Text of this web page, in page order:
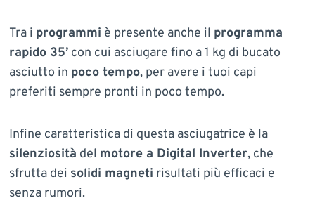
Tra i programmi è presente anche il programma
rapido 35’con cui asciugare fino a 1 kg di bucato
asciutto in poco tempo, per avere i tuoi capi
preferiti sempre pronti in poco tempo.
Infine caratteristica di questa asciugatrice è la
silenziosità del motore a Digital Inverter, che
sfrutta dei solidi magneti risultati più efficaci e
senza rumori.